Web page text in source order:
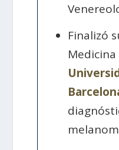
Finalizó